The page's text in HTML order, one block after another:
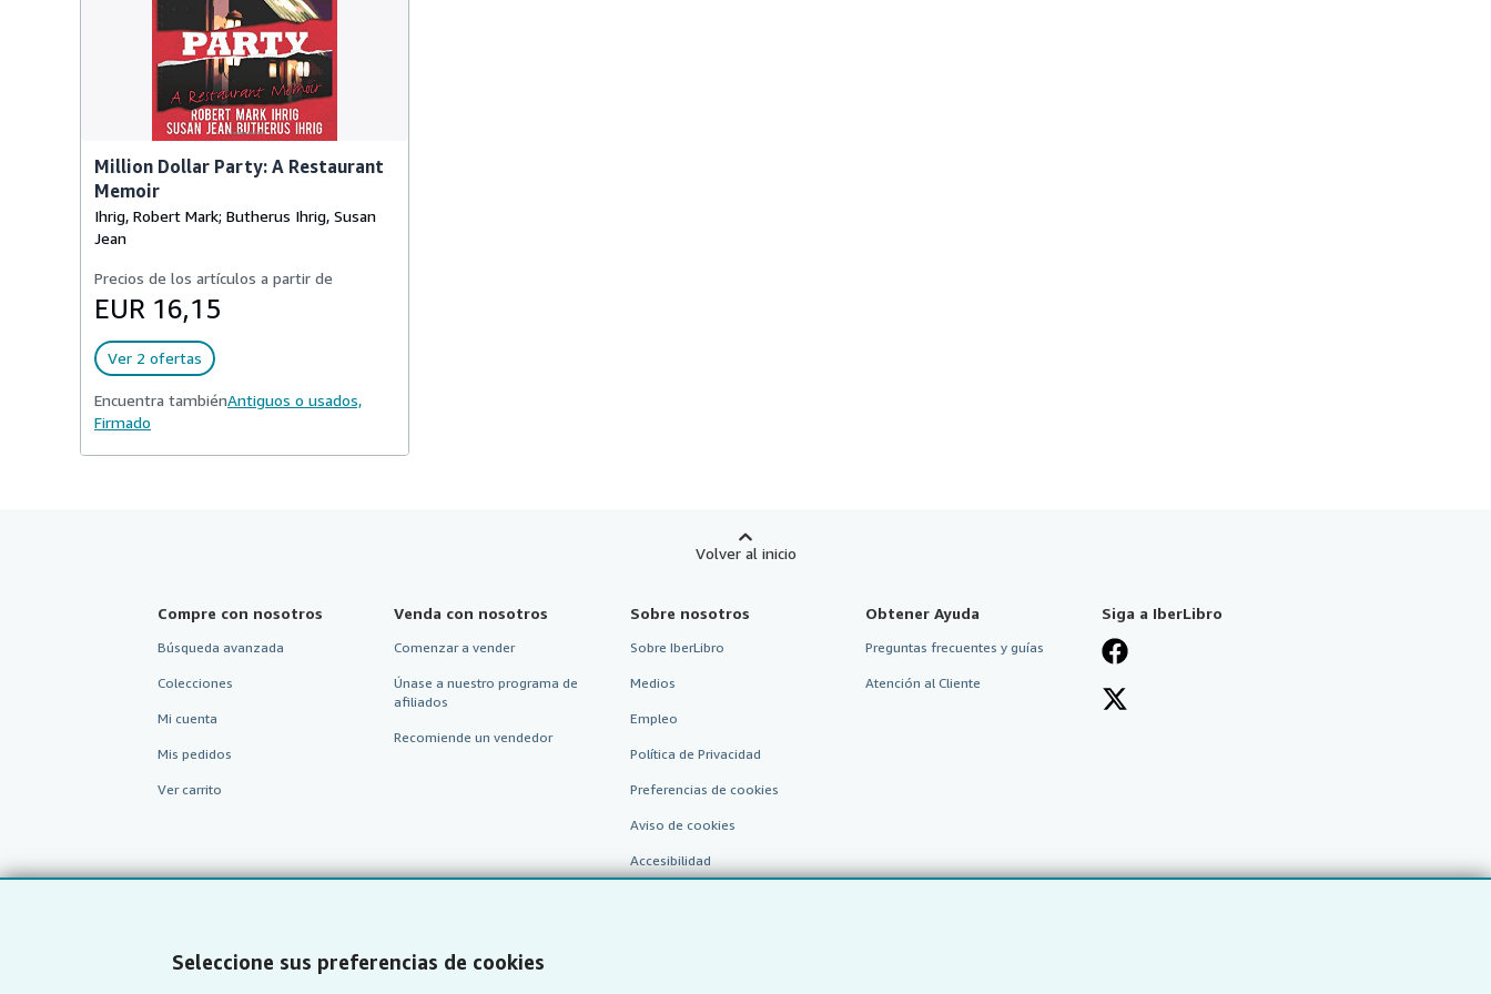
Seleccione sus preferencias de cookies
Million Dollar Party: A Restaurant
Memoir
Ihrig, Robert Mark; Butherus Ihrig, Susan
Jean
Precios de los artículos a partir de
EUR 16,15
Ver 2 ofertas
Encuentra tambiénAntiguos o usados,
Firmado
Volver al inicio
Compre con nosotros
Búsqueda avanzada
Colecciones
Mi cuenta
Mis pedidos
Ver carrito
Venda con nosotros
Comenzar a vender
Únase a nuestro programa de
afiliados
Recomiende un vendedor
Sobre nosotros
Sobre IberLibro
Medios
Empleo
Política de Privacidad
Preferencias de cookies
Aviso de cookies
Accesibilidad
Obtener Ayuda
Preguntas frecuentes y guías
Atención al Cliente
Siga a IberLibro